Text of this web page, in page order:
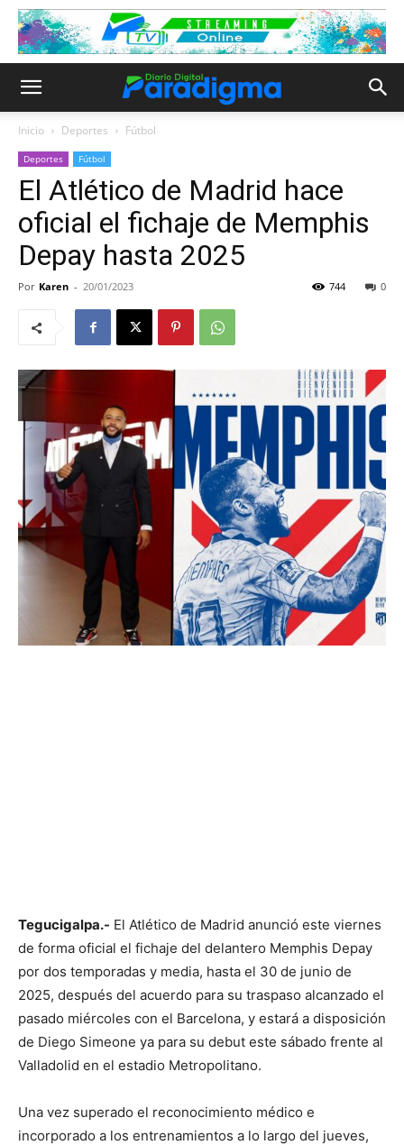
Inicio Deportes Fútbol
Deportes Fútbol
El Atlético de Madrid hace
oficial el fichaje de Memphis
Depay hasta 2025
Por Karen - 20/01/2023 0
744
Tegucigalpa.- El Atlético de Madrid anunció este viernes
de forma oficial el fichaje del delantero Memphis Depay
por dos temporadas y media, hasta el 30 de junio de
2025, después del acuerdo para su traspaso alcanzado el
pasado miércoles con el Barcelona, y estará a disposición
de Diego Simeone ya para su debut este sábado frente al
Valladolid en el estadio Metropolitano.
Una vez superado el reconocimiento médico e
incorporado a los entrenamientos a lo largo del jueves,